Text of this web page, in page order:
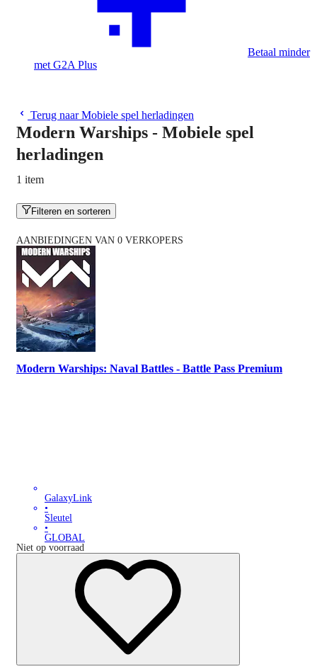
Betaal minder
met G2A Plus
Terug naar Mobiele spel herladingen
Modern Warships - Mobiele spel
herladingen
1 item
Filteren en sorteren
AANBIEDINGEN VAN 0 VERKOPERS
Modern Warships: Naval Battles - Battle Pass Premium
GalaxyLink
•
Sleutel
•
GLOBAL
Niet op voorraad